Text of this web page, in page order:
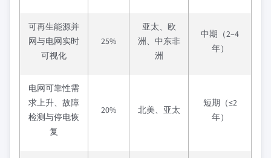
可再生能源并
网与电网实时
可视化
25%
亚太、欧
洲、中东非
洲
中期（2–4
年）
电网可靠性需
求上升、故障
检测与停电恢
复
20% 北美、亚太
短期（≤2
年）